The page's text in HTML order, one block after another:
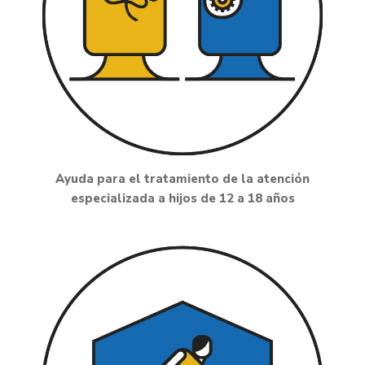
Ayuda para el tratamiento de la atención
especializada a hijos de 12 a 18 años